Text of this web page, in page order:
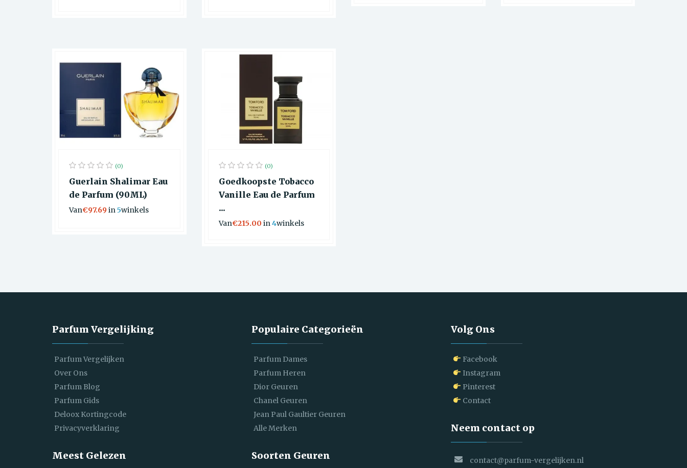
(0)
Guerlain Shalimar Eau
de Parfum (90ML)
Van€97.69in5winkels
(0)
Goedkoopste Tobacco
Vanille Eau de Parfum
...
Van€215.00 in4winkels
Parfum Vergelijking
Parfum Vergelijken
Over Ons
Parfum Blog
Parfum Gids
Deloox Kortingcode
Privacyverklaring
Meest Gelezen
Populaire Categorieën
Parfum Dames
Parfum Heren
Dior Geuren
Chanel Geuren
Jean Paul Gaultier Geuren
Alle Merken
Soorten Geuren
Volg Ons
Facebook
Instagram
Pinterest
Contact
Neem contact op
contact@parfum-vergelijken.nl